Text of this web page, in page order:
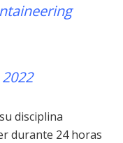
disciplina
durante 24 horas